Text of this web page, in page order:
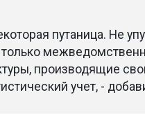
путаница. Не
производящие
учет, -